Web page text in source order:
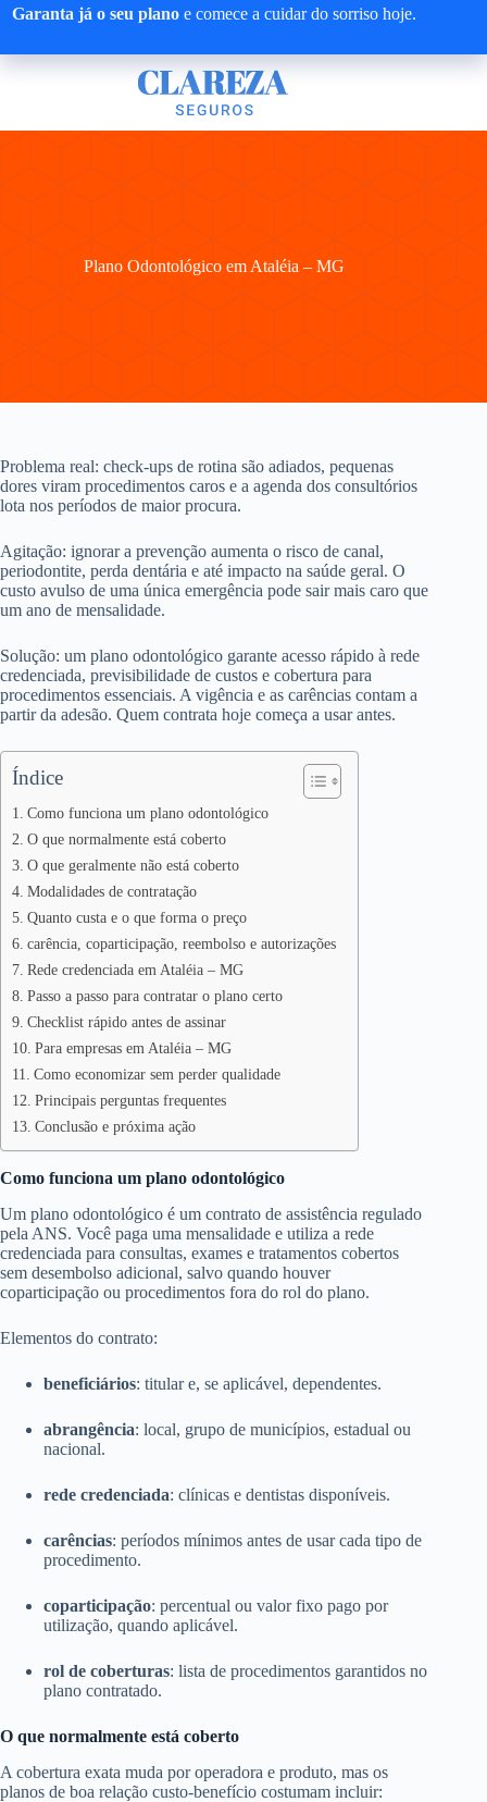
Pular
Garanta já o seu plano e comece a cuidar do sorriso hoje.
Plano Odontológico em Ataléia – MG
Problema real: check-ups de rotina são adiados, pequenas
dores viram procedimentos caros e a agenda dos consultórios
lota nos períodos de maior procura.
Agitação: ignorar a prevenção aumenta o risco de canal,
periodontite, perda dentária e até impacto na saúde geral. O
custo avulso de uma única emergência pode sair mais caro que
um ano de mensalidade.
Solução: um plano odontológico garante acesso rápido à rede
credenciada, previsibilidade de custos e cobertura para
procedimentos essenciais. A vigência e as carências contam a
partir da adesão. Quem contrata hoje começa a usar antes.
Índice
Como funciona um plano odontológico
O que normalmente está coberto
O que geralmente não está coberto
Modalidades de contratação
Quanto custa e o que forma o preço
carência, coparticipação, reembolso e autorizações
Rede credenciada em Ataléia – MG
Passo a passo para contratar o plano certo
Checklist rápido antes de assinar
Para empresas em Ataléia – MG
Como economizar sem perder qualidade
Principais perguntas frequentes
Conclusão e próxima ação
Como funciona um plano odontológico
Um plano odontológico é um contrato de assistência regulado
pela ANS. Você paga uma mensalidade e utiliza a rede
credenciada para consultas, exames e tratamentos cobertos
sem desembolso adicional, salvo quando houver
coparticipação ou procedimentos fora do rol do plano.
Elementos do contrato:
beneficiários: titular e, se aplicável, dependentes.
abrangência: local, grupo de municípios, estadual ou
nacional.
rede credenciada: clínicas e dentistas disponíveis.
carências: períodos mínimos antes de usar cada tipo de
procedimento.
coparticipação: percentual ou valor fixo pago por
utilização, quando aplicável.
rol de coberturas: lista de procedimentos garantidos no
plano contratado.
O que normalmente está coberto
A cobertura exata muda por operadora e produto, mas os
planos de boa relação custo-benefício costumam incluir: